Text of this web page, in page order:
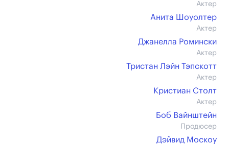
Актер
Анита Шоуолтер
Актер
Джанелла Ромински
Актер
Тристан Лэйн Тэпскотт
Актер
Кристиан Столт
Актер
Боб Вайнштейн
Продюсер
Дэйвид Москоу